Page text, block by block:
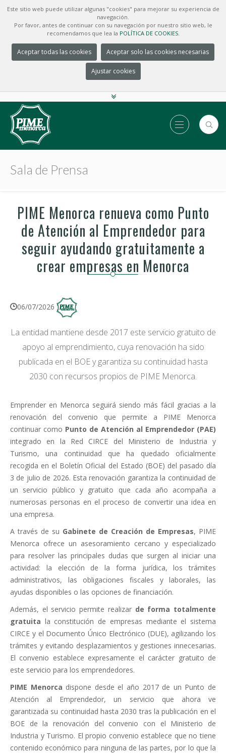
Este sitio web puede utilizar algunas "cookies" para mejorar su experiencia de
navegación.
Por favor, antes de continuar con su navegación por nuestro sitio web, le
recomendamos que lea la POLÍTICA DE COOKIES.
Aceptar todas las cookies Aceptar solo las cookies necesarias
Ajustar cookies
Sala de Prensa
PIME Menorca renueva como Punto
de Atención al Emprendedor para
seguir ayudando gratuitamente a
crear empresas en Menorca
06/07/2026
La entidad mantiene desde 2017 este servicio gratuito de
apoyo al emprendimiento, cuya renovación ha sido
publicada en el BOE y garantiza su continuidad hasta
2030 con recursos propios de PIME Menorca.
Emprender en Menorca seguirá siendo más fácil gracias a la
renovación del convenio que permite a PIME Menorca
continuar como Punto de Atención al Emprendedor (PAE)
integrado en la Red CIRCE del Ministerio de Industria y
Turismo, una continuidad que ha quedado oficialmente
recogida en el Boletín Oficial del Estado (BOE) del pasado día
3 de julio de 2026. Esta renovación garantiza la continuidad de
un servicio público y gratuito que cada año acompaña a
numerosas personas en el proceso de convertir una idea en
una empresa.
A través de su Gabinete de Creación de Empresas, PIME
Menorca ofrece un asesoramiento cercano y especializado
para resolver las principales dudas que surgen al iniciar una
actividad: la elección de la forma jurídica, los trámites
administrativos, las obligaciones fiscales y laborales, las
ayudas disponibles o las opciones de financiación.
Además, el servicio permite realizar de forma totalmente
gratuita la constitución de empresas mediante el sistema
CIRCE y el Documento Único Electrónico (DUE), agilizando los
trámites y evitando desplazamientos y gestiones innecesarias.
El convenio establece expresamente el carácter gratuito de
este servicio para los emprendedores.
PIME Menorca dispone desde el año 2017 de un Punto de
Atención al Emprendedor, un servicio que ahora ve
garantizada su continuidad hasta 2030 tras la publicación en el
BOE de la renovación del convenio con el Ministerio de
Industria y Turismo. El propio convenio establece que no tiene
contenido económico para ninguna de las partes, por lo que la